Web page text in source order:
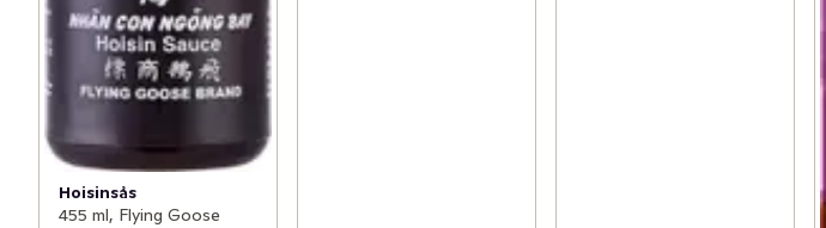
Hoisinsås
455 ml, Flying Goose